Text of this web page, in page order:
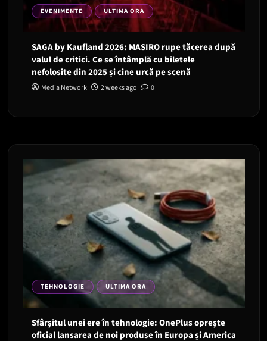
EVENIMENTE ULTIMA ORA
SAGA by Kaufland 2026: MASIRO rupe tăcerea după
valul de critici. Ce se întâmplă cu biletele
nefolosite din 2025 și cine urcă pe scenă
Media Network 2 weeks ago 0
TEHNOLOGIE ULTIMA ORA
Sfârșitul unei ere în tehnologie: OnePlus oprește
oficial lansarea de noi produse în Europa și America